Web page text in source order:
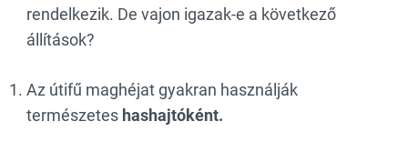
rendelkezik. De vajon igazak-e a következő
állítások?
Az útifű maghéjat gyakran használják
természetes hashajtóként.